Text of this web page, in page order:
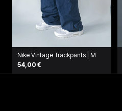
Nike Vintage Trackpants | M
54,00 €